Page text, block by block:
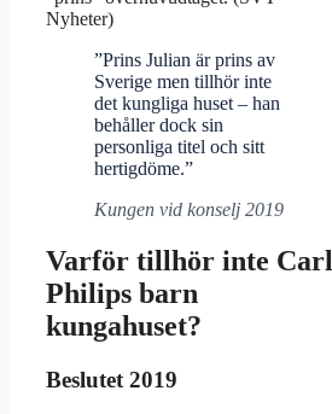
Nyheter)
”Prins Julian är prins av
Sverige men tillhör inte
det kungliga huset – han
behåller dock sin
personliga titel och sitt
hertigdöme.”
Kungen vid konselj 2019
Varför tillhör inte Carl
Philips barn
kungahuset?
Beslutet 2019